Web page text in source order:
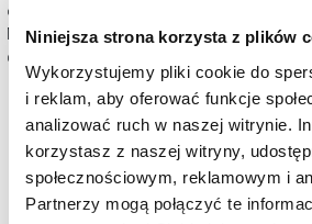
Niniejsza strona korzysta z plików
Wykorzystujemy pliki cookie do
i reklam, aby oferować funkcje
analizować ruch w naszej witrynie.
korzystasz z naszej witryny,
społecznościowym, reklamowym i
Partnerzy mogą połączyć te
osobie to wspaniały sposób na deklarację
Miłość i przyjaźń należy pielęgnować
dobry, aby powiedzieć „uwielbiam”,